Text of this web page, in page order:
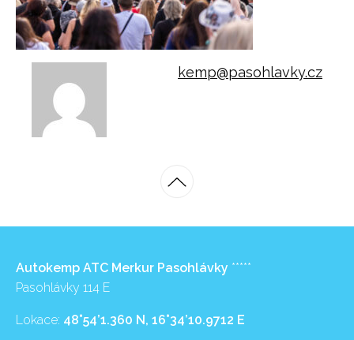
kemp@pasohlavky.cz
Autokemp ATC Merkur Pasohlávky *****
Pasohlávky 114 E
Lokace: 48°54’1.360 N, 16°34’10.9712 E